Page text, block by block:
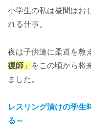
小学生の私は昼間はお
れる仕事。
夜は子供達に柔道を教
復師 」
をこの頃から将
ました。
レスリング漬けの学生
る～